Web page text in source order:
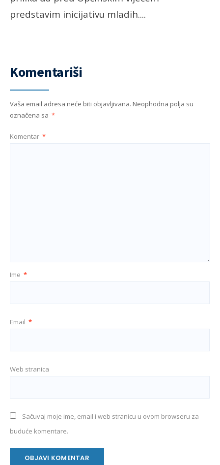
predstavim inicijativu mladih....
Komentariši
Vaša email adresa neće biti objavljivana. Neophodna polja su
označena sa *
Komentar *
Ime *
Email *
Web stranica
Sačuvaj moje ime, email i web stranicu u ovom browseru za
buduće komentare.